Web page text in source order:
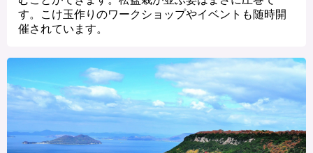
す。こけ玉作りのワークショップやイベントも随時開
催されています。